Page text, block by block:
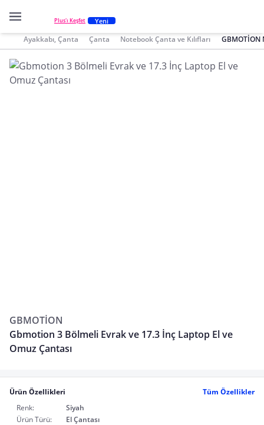
Plus'ı Keşfet Yeni
Ayakkabı, Çanta Çanta Notebook Çanta ve Kılıfları GBMOTİON
GBMOTİON
Gbmotion 3 Bölmeli Evrak ve 17.3 İnç Laptop El ve
Omuz Çantası
Ürün Özellikleri
Tüm Özellikler
Renk:
Siyah
Ürün Türü:
El Çantası